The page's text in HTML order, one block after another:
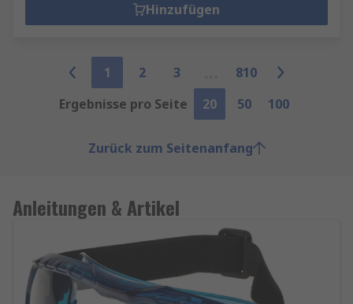
Hinzufügen
1 2 3
810
Ergebnisse pro Seite
20 50 100
Zurück zum Seitenanfang
Anleitungen & Artikel